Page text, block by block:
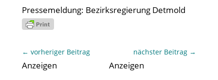
Pressemeldung: Bezirksregierung Detmold
← vorheriger Beitrag nächster Beitrag →
Anzeigen Anzeigen